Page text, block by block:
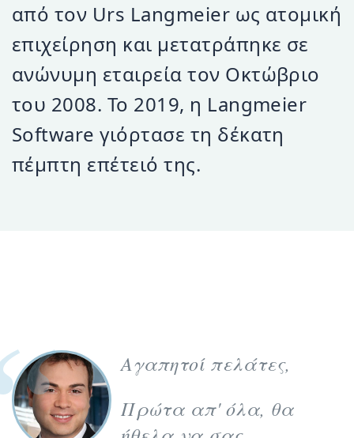
από τον Urs Langmeier ως ατομική
επιχείρηση και μετατράπηκε σε
ανώνυμη εταιρεία τον Οκτώβριο
του 2008. Το 2019, η Langmeier
Software γιόρτασε τη δέκατη
πέμπτη επέτειό της.
Αγαπητοί πελάτες,
Πρώτα απ' όλα, θα